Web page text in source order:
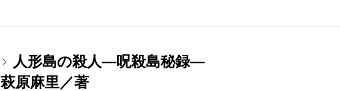
人形島の殺人―呪殺島秘録―
萩原麻里／著